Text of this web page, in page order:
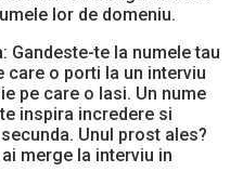
lor de domeniu.
: Gandeste-te la numele tau
care o porti la un interviu
pe care o lasi. Un nume
inspira incredere si
Unul prost ales?
merge la interviu in